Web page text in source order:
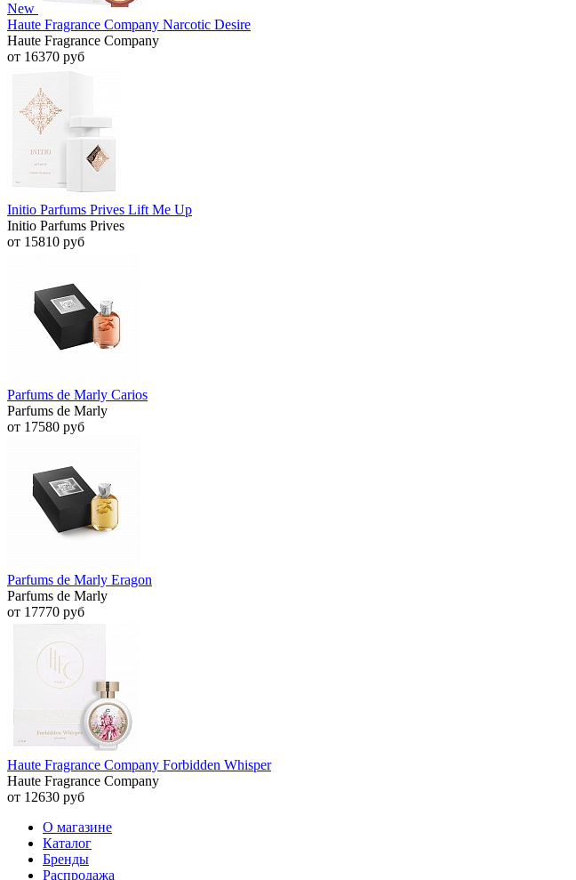
New
Haute Fragrance Company Narcotic Desire
Haute Fragrance Company
от 16370 руб
Initio Parfums Prives Lift Me Up
Initio Parfums Prives
от 15810 руб
Parfums de Marly Carios
Parfums de Marly
от 17580 руб
Parfums de Marly Eragon
Parfums de Marly
от 17770 руб
Haute Fragrance Company Forbidden Whisper
Haute Fragrance Company
от 12630 руб
О магазине
Каталог
Бренды
Распродажа